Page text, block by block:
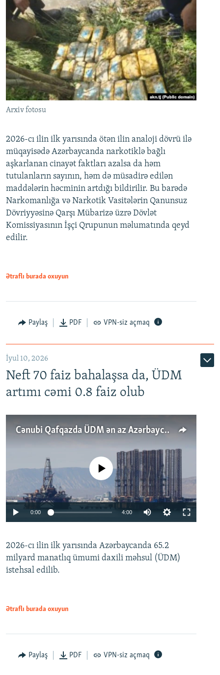
Arxiv fotosu
2026-cı ilin ilk yarısında ötən ilin analoji dövrü ilə
müqayisədə Azərbaycanda narkotiklə bağlı
aşkarlanan cinayət faktları azalsa da həm
tutulanların sayının, həm də müsadirə edilən
maddələrin həcminin artdığı bildirilir. Bu barədə
Narkomanlığa və Narkotik Vasitələrin Qanunsuz
Dövriyyəsinə Qarşı Mübarizə üzrə Dövlət
Komissiyasının İşçi Qrupunun məlumatında qeyd
edilir.
Ətraflı burada oxuyun
Paylaş PDF VPN-siz açmaq
İyul 10, 2026
Neft 70 faiz bahalaşsa da, ÜDM
artımı cəmi 0.8 faiz olub
Cənubi Qafqazda ÜDM ən az Azərbaycanda artır: Qonşuları niyə Bakını qabaqlaya bilir?
Auto 240p 360p 480p
No media source currently available
0:00 4:00
360p
480p
2026-cı ilin ilk yarısında Azərbaycanda 65.2
milyard manatlıq ümumi daxili məhsul (ÜDM)
istehsal edilib.
Ətraflı burada oxuyun
Paylaş PDF VPN-siz açmaq